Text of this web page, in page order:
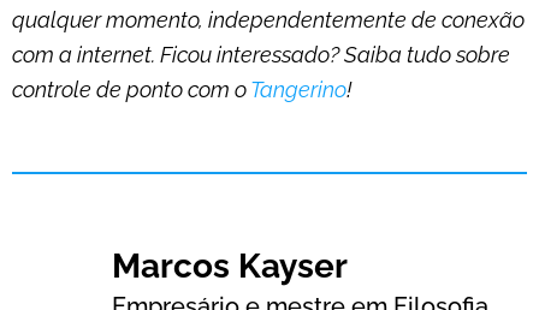
qualquer momento, independentemente de conexão
com a internet. Ficou interessado? Saiba tudo sobre
controle de ponto com oTangerino!
Marcos Kayser